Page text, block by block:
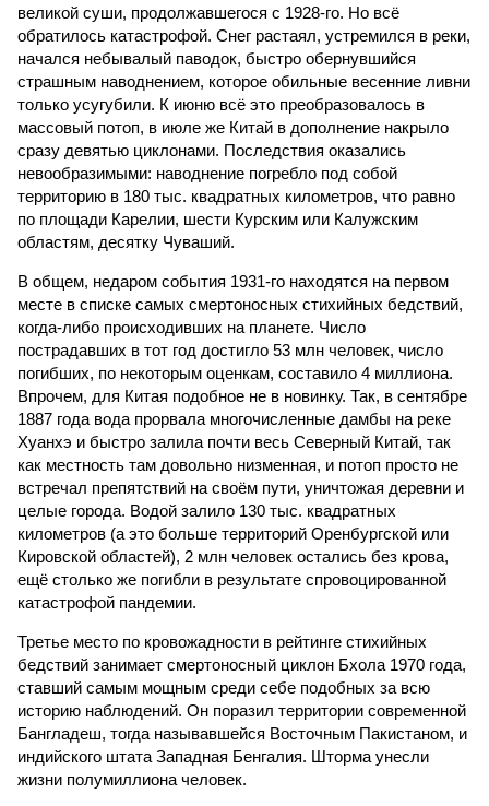
великой суши, продолжавшегося с 1928-го. Но всё
обратилось катастрофой. Снег растаял, устремился в реки,
начался небывалый паводок, быстро обернувшийся
страшным наводнением, которое обильные весенние ливни
только усугубили. К июню всё это преобразовалось в
массовый потоп, в июле же Китай в дополнение накрыло
сразу девятью циклонами. Последствия оказались
невообразимыми: наводнение погребло под собой
территорию в 180 тыс. квадратных километров, что равно
по площади Карелии, шести Курским или Калужским
областям, десятку Чуваший.
В общем, недаром события 1931-го находятся на первом
месте в списке самых смертоносных стихийных бедствий,
когда-либо происходивших на планете. Число
пострадавших в тот год достигло 53 млн человек, число
погибших, по некоторым оценкам, составило 4 миллиона.
Впрочем, для Китая подобное не в новинку. Так, в сентябре
1887 года вода прорвала многочисленные дамбы на реке
Хуанхэ и быстро залила почти весь Северный Китай, так
как местность там довольно низменная, и потоп просто не
встречал препятствий на своём пути, уничтожая деревни и
целые города. Водой залило 130 тыс. квадратных
километров (а это больше территорий Оренбургской или
Кировской областей), 2 млн человек остались без крова,
ещё столько же погибли в результате спровоцированной
катастрофой пандемии.
Третье место по кровожадности в рейтинге стихийных
бедствий занимает смертоносный циклон Бхола 1970 года,
ставший самым мощным среди себе подобных за всю
историю наблюдений. Он поразил территории современной
Бангладеш, тогда называвшейся Восточным Пакистаном, и
индийского штата Западная Бенгалия. Шторма унесли
жизни полумиллиона человек.